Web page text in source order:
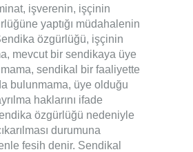
işverenin, işçinin
yaptığı müdahalenin
Sendika özgürlüğü, işçinin
mevcut bir sendikaya üye
sendikal bir faaliyette
bulunmama, üye olduğu
haklarını ifade
özgürlüğü nedeniyle
durumuna
fesih denir. Sendikal